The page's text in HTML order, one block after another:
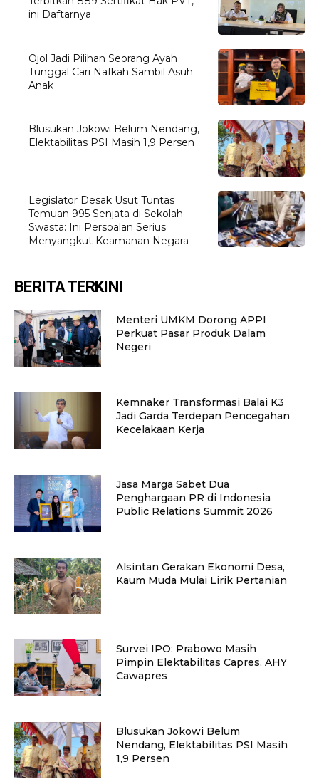
ini Daftarnya
Ojol Jadi Pilihan Seorang Ayah
Tunggal Cari Nafkah Sambil Asuh
Anak
Blusukan Jokowi Belum Nendang,
Elektabilitas PSI Masih 1,9 Persen
Legislator Desak Usut Tuntas
Temuan 995 Senjata di Sekolah
Swasta: Ini Persoalan Serius
Menyangkut Keamanan Negara
BERITA TERKINI
Menteri UMKM Dorong APPI
Perkuat Pasar Produk Dalam
Negeri
Kemnaker Transformasi Balai K3
Jadi Garda Terdepan Pencegahan
Kecelakaan Kerja
Jasa Marga Sabet Dua
Penghargaan PR di Indonesia
Public Relations Summit 2026
Alsintan Gerakan Ekonomi Desa,
Kaum Muda Mulai Lirik Pertanian
Survei IPO: Prabowo Masih
Pimpin Elektabilitas Capres, AHY
Cawapres
Blusukan Jokowi Belum
Nendang, Elektabilitas PSI Masih
1,9 Persen